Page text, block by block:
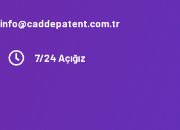
info@caddepatent.com.tr
7/24 Açığız